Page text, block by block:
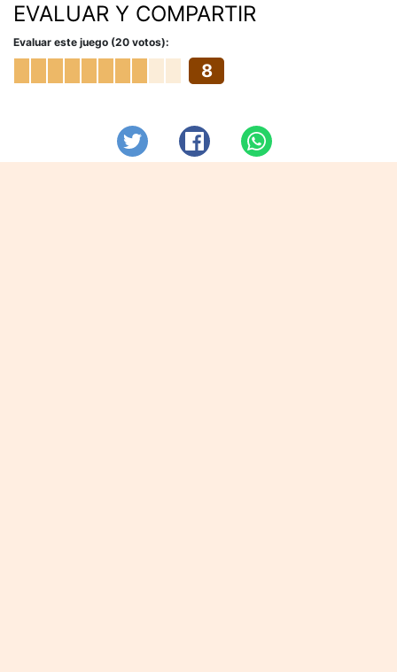
EVALUAR Y COMPARTIR
Evaluar este juego (20 votos):
8